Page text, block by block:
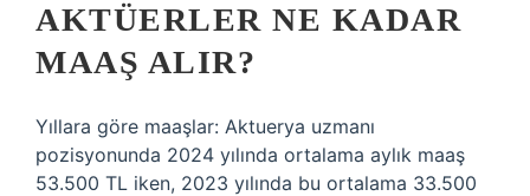
AKTÜERLER NE KADAR
MAAŞ ALIR?
Yıllara göre maaşlar: Aktuerya uzmanı
pozisyonunda 2024 yılında ortalama aylık maaş
53.500 TL iken, 2023 yılında bu ortalama 33.500